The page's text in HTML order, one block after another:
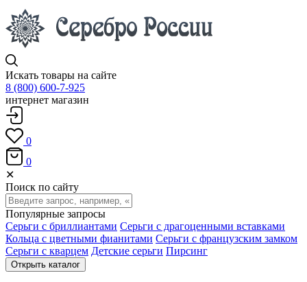
Искать товары на сайте
8 (800) 600-7-925
интернет магазин
0
0
✕
Поиск по сайту
Популярные запросы
Серьги с бриллиантами Серьги с драгоценными вставками
Кольца с цветными фианитами Серьги с французским замком
Серьги с кварцем Детские серьги Пирсинг
Открыть каталог